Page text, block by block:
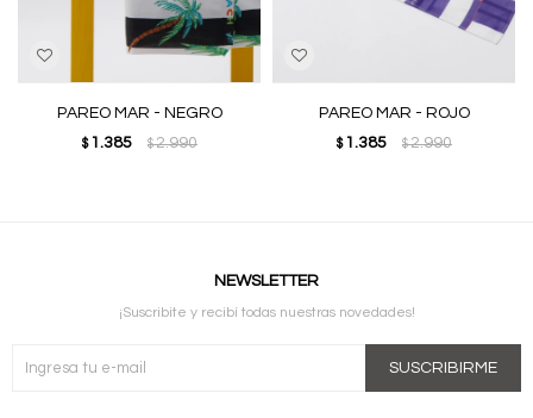
PAREO MAR - NEGRO
$ 1.385 $2.990
PAREO MAR - ROJO
$ 1.385 $2.990
NEWSLETTER
¡Suscribite y recibí todas nuestras novedades!
SUSCRIBIRME